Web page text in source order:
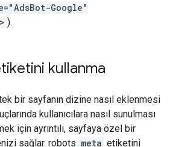
Google"
).
kullanma
bir sayfanın dizine nasıl eklenmesi
kullanıcılara nasıl sunulması
için ayrıntılı, sayfaya özel bir
sağlar. robots meta etiketini